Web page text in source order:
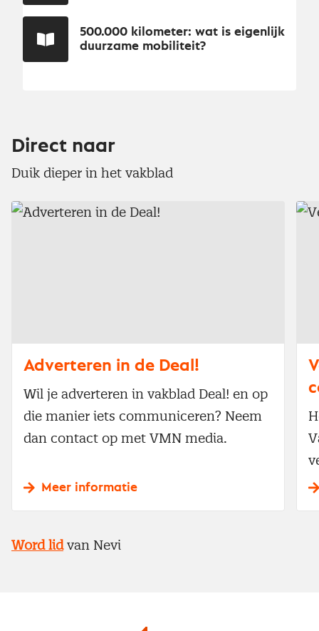
500.000 kilometer: wat is eigenlijk
duurzame mobiliteit?
Direct naar
Duik dieper in het vakblad
Adverteren in de Deal!
Wil je adverteren in vakblad Deal! en op
die manier iets communiceren? Neem
dan contact op met VMN media.
Meer informatie
Word lidvan Nevi